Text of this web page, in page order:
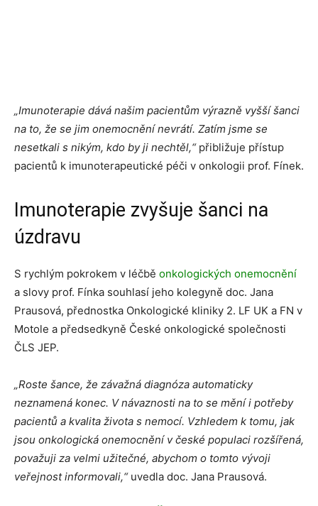
„Imunoterapie dává našim pacientům výrazně vyšší šanci
na to, že se jim onemocnění nevrátí. Zatím jsme se
nesetkali s nikým, kdo by ji nechtěl,“přibližuje přístup
pacientů k imunoterapeutické péči v onkologii prof. Fínek.
Imunoterapie zvyšuje šanci na
úzdravu
S rychlým pokrokem v léčbě onkologických onemocnění
a slovy prof. Fínka souhlasí jeho kolegyně doc. Jana
Prausová, přednostka Onkologické kliniky 2. LF UK a FN v
Motole a předsedkyně České onkologické společnosti
ČLS JEP.
„Roste šance, že závažná diagnóza automaticky
neznamená konec. V návaznosti na to se mění i potřeby
pacientů a kvalita života s nemocí. Vzhledem k tomu, jak
jsou onkologická onemocnění v české populaci rozšířená,
považuji za velmi užitečné, abychom o tomto vývoji
veřejnost informovali,“uvedla doc. Jana Prausová.